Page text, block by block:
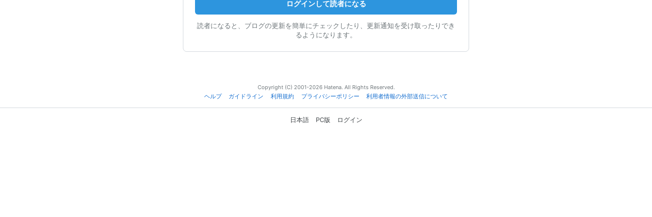
ログインして読者になる
読者になると、ブログの更新を簡単にチェックしたり、更新通知を受け取ったりでき
るようになります。
Copyright (C) 2001-2026 Hatena. All Rights Reserved.
ヘルプ
ガイドライン 利用規約 プライバシーポリシー 利用者情報の外部送信について
日本語 PC版 ログイン